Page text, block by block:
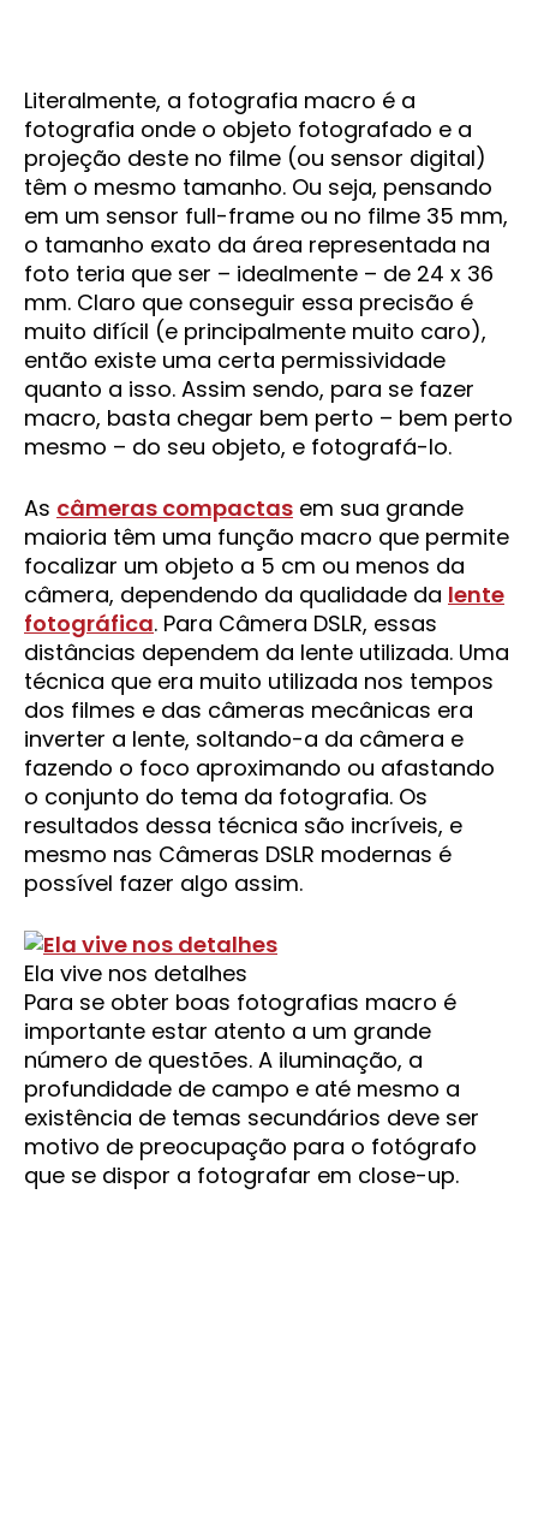
Literalmente, a fotografia macro é a
fotografia onde o objeto fotografado e a
projeção deste no filme (ou sensor digital)
têm o mesmo tamanho. Ou seja, pensando
em um sensor full-frame ou no filme 35 mm,
o tamanho exato da área representada na
foto teria que ser – idealmente – de 24 x 36
mm. Claro que conseguir essa precisão é
muito difícil (e principalmente muito caro),
então existe uma certa permissividade
quanto a isso. Assim sendo, para se fazer
macro, basta chegar bem perto – bem perto
mesmo – do seu objeto, e fotografá-lo.
As câmeras compactas em sua grande
maioria têm uma função macro que permite
focalizar um objeto a 5 cm ou menos da
câmera, dependendo da qualidade da lente
fotográfica. Para Câmera DSLR, essas
distâncias dependem da lente utilizada. Uma
técnica que era muito utilizada nos tempos
dos filmes e das câmeras mecânicas era
inverter a lente, soltando-a da câmera e
fazendo o foco aproximando ou afastando
o conjunto do tema da fotografia. Os
resultados dessa técnica são incríveis, e
mesmo nas Câmeras DSLR modernas é
possível fazer algo assim.
Ela vive nos detalhes
Para se obter boas fotografias macro é
importante estar atento a um grande
número de questões. A iluminação, a
profundidade de campo e até mesmo a
existência de temas secundários deve ser
motivo de preocupação para o fotógrafo
que se dispor a fotografar em close-up.